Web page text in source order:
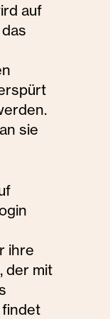
auf
sie
ihre
der mit